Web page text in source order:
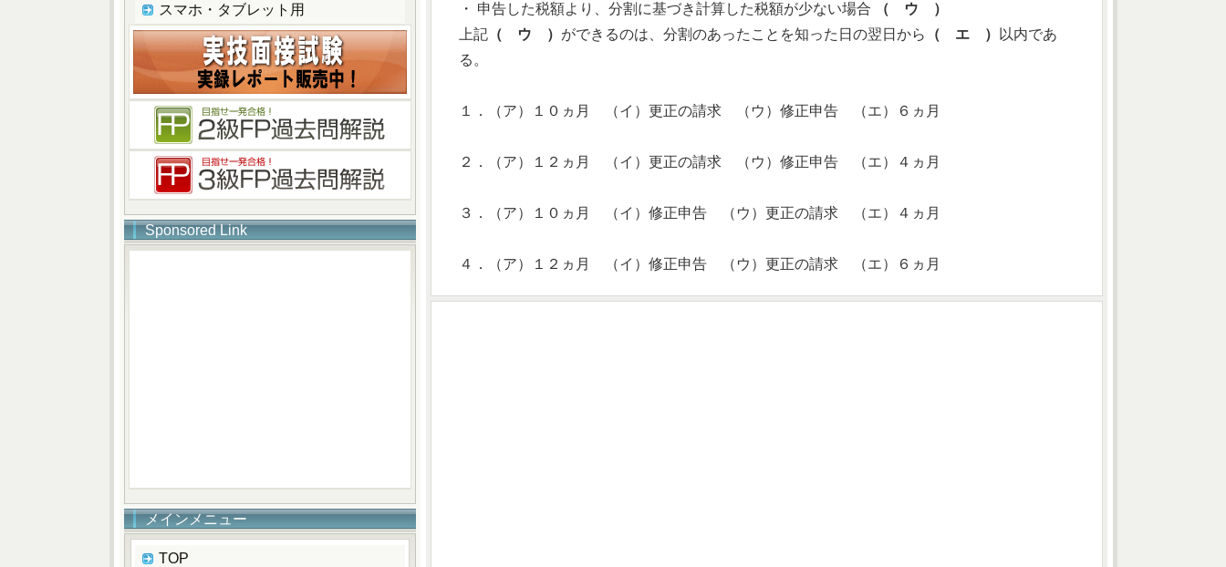
・ 申告した税額より、分割に基づき計算した税額が少ない場合
（ ウ ）
上記（ ウ ） ができるのは、分割のあったことを知った日の翌日から （ エ ）
以内であ
る。
１．（ア）１０ヵ月 （イ）更正の請求 （ウ）修正申告 （エ）６ヵ月
２．（ア）１２ヵ月 （イ）更正の請求 （ウ）修正申告 （エ）４ヵ月
３．（ア）１０ヵ月 （イ）修正申告 （ウ）更正の請求 （エ）４ヵ月
４．（ア）１２ヵ月 （イ）修正申告 （ウ）更正の請求 （エ）６ヵ月
スマホ・タブレット用
Sponsored Link
メインメニュー
TOP